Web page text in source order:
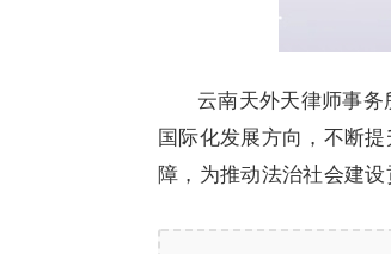
云南天外天律师事务
国际化发展方向，不断
障，为推动法治社会建设